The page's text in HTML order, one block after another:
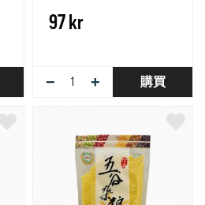
97 kr
− + 購買